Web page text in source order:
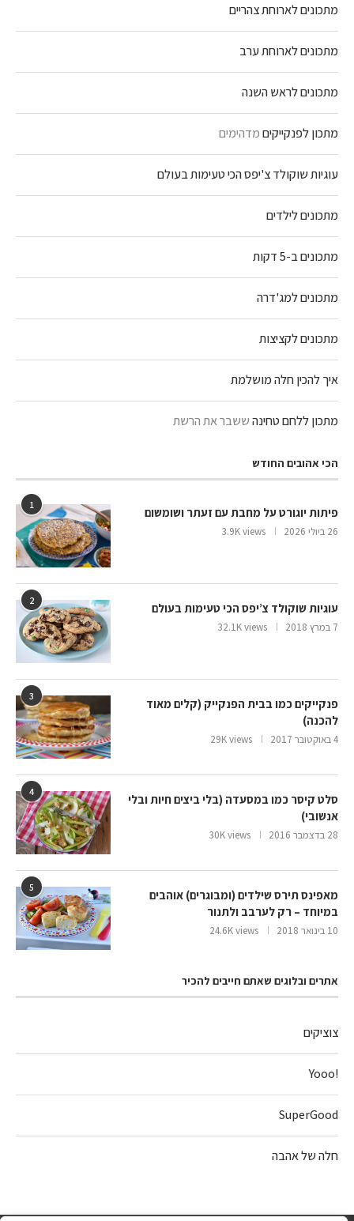
מתכונים לארוחת צהריים
מתכונים לארוחת ערב
מתכונים לראש השנה
מתכון לפנקייקיםמדהימים
עוגיות שוקולד צ'יפס הכי טעימות בעולם
מתכונים לילדים
מתכונים ב-5 דקות
מתכונים למג'דרה
מתכונים לקציצות
איך להכין חלה מושלמת
מתכון ללחם טחינהששבר את הרשת
הכי אהובים החודש
1
פיתות יוגורט על מחבת עם זעתר ושומשום
26 ביולי 2026 3.9K views
2
עוגיות שוקולד צ’יפס הכי טעימות בעולם
7 במרץ 2018 32.1K views
3
פנקייקים כמו בבית הפנקייק (קלים מאוד
להכנה)
4 באוקטובר 2017 29K views
4
סלט קיסר כמו במסעדה (בלי ביצים חיות ובלי
אנשובי)
28 בדצמבר 2016 30K views
5
מאפינס תירס שילדים (ומבוגרים) אוהבים
במיוחד – רק לערבב ולתנור
10 בינואר 2018 24.6K views
אתרים ובלוגים שאתם חייבים להכיר
צוציקים
!Yooo
SuperGood
חלה של אהבה